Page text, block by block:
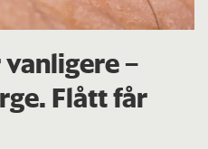
–
Flått får